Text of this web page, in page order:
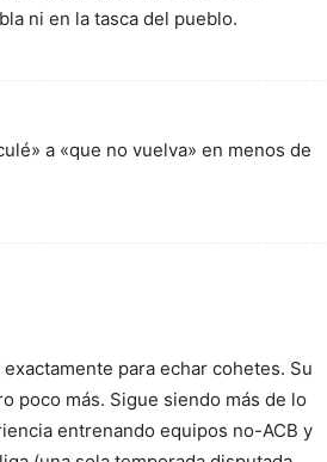
ni en la tasca del pueblo.
a «que no vuelva» en menos de
para echar cohetes. Su
poco más. Sigue siendo más de lo
entrenando equipos no-ACB y